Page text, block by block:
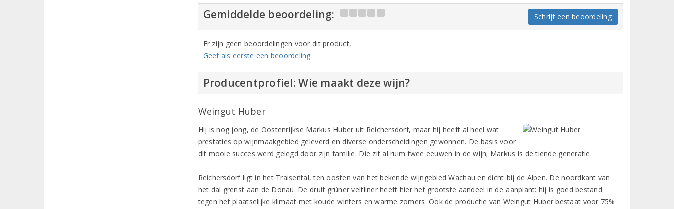
Gemiddelde beoordeling: Schrijf een beoordeling
Er zijn geen beoordelingen voor dit product,
Geef als eerste een beoordeling
Producentprofiel: Wie maakt deze wijn?
Weingut Huber
Hij is nog jong, de Oostenrijkse Markus Huber uit Reichersdorf, maar hij heeft al heel wat
prestaties op wijnmaakgebied geleverd en diverse onderscheidingen gewonnen. De basis voor
dit mooie succes werd gelegd door zijn familie. Die zit al ruim twee eeuwen in de wijn; Markus is de tiende generatie.
Reichersdorf ligt in het Traisental, ten oosten van het bekende wijngebied Wachau en dicht bij de Alpen. De noordkant van
het dal grenst aan de Donau. De druif grüner veltliner heeft hier het grootste aandeel in de aanplant: hij is goed bestand
tegen het plaatselijke klimaat met koude winters en warme zomers. Ook de productie van Weingut Huber bestaat voor 75%